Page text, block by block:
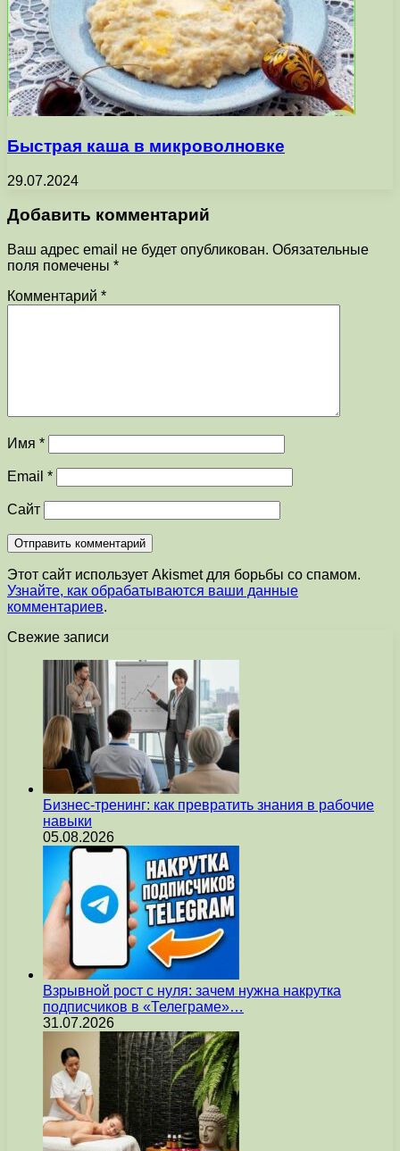
Быстрая каша в микроволновке
29.07.2024
Добавить комментарий
Ваш адрес email не будет опубликован. Обязательные
поля помечены *
Комментарий *
Имя *
Email *
Сайт
Этот сайт использует Akismet для борьбы со спамом.
Узнайте, как обрабатываются ваши данные
комментариев.
Свежие записи
Бизнес-тренинг: как превратить знания в рабочие
навыки
05.08.2026
Взрывной рост с нуля: зачем нужна накрутка
подписчиков в «Телеграме»…
31.07.2026